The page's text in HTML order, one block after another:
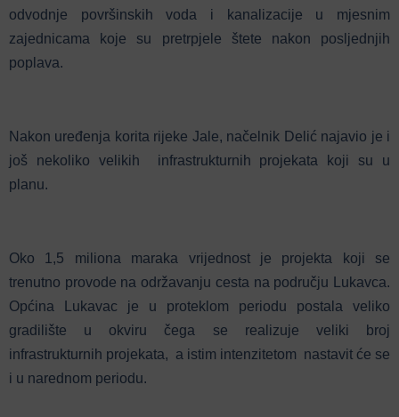
odvodnje površinskih voda i kanalizacije u mjesnim
zajednicama koje su pretrpjele štete nakon posljednjih
poplava.
Nakon uređenja korita rijeke Jale, načelnik Delić najavio je i
još nekoliko velikih infrastrukturnih projekata koji su u
planu.
Oko 1,5 miliona maraka vrijednost je projekta koji se
trenutno provode na održavanju cesta na području Lukavca.
Općina Lukavac je u proteklom periodu postala veliko
gradilište u okviru čega se realizuje veliki broj
infrastrukturnih projekata, a istim intenzitetom nastavit će se
i u narednom periodu.